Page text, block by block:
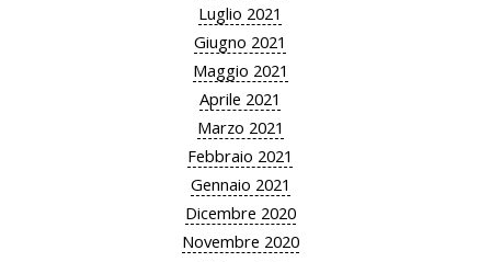
Luglio 2021
Giugno 2021
Maggio 2021
Aprile 2021
Marzo 2021
Febbraio 2021
Gennaio 2021
Dicembre 2020
Novembre 2020